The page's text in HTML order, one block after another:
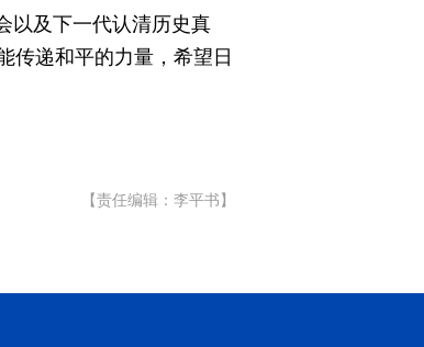
以及下一代认清历史真
传递和平的力量，希望日
【责任编辑：李平书】